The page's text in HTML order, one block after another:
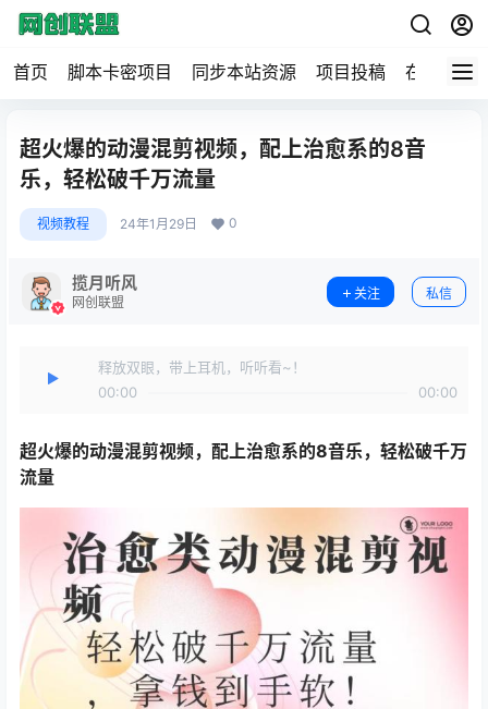
首页 脚本卡密项目 同步本站资源 项目投稿 在线工具
超火爆的动漫混剪视频，配上治愈系的8音
乐，轻松破千万流量
视频教程 24年1月29日 0
揽月听风
网创联盟
关注 私信
释放双眼，带上耳机，听听看~！
00:00
00:00
超火爆的动漫混剪视频，配上治愈系的8音乐，轻松破千万
流量